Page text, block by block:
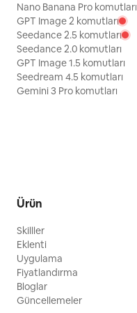
Nano Banana Pro komutları
GPT Image 2 komutları
Seedance 2.5 komutları
Seedance 2.0 komutları
GPT Image 1.5 komutları
Seedream 4.5 komutları
Gemini 3 Pro komutları
Ürün
Skilller
Eklenti
Uygulama
Fiyatlandırma
Bloglar
Güncellemeler